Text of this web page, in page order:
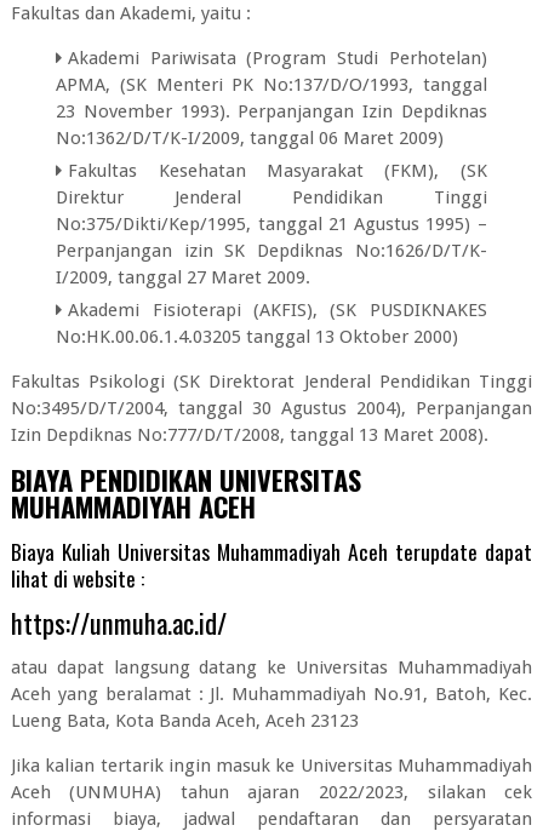
Fakultas dan Akademi, yaitu :
Akademi Pariwisata (Program Studi Perhotelan)
APMA, (SK Menteri PK No:137/D/O/1993, tanggal
23 November 1993). Perpanjangan Izin Depdiknas
No:1362/D/T/K-I/2009, tanggal 06 Maret 2009)
Fakultas Kesehatan Masyarakat (FKM), (SK
Direktur Jenderal Pendidikan Tinggi
No:375/Dikti/Kep/1995, tanggal 21 Agustus 1995) –
Perpanjangan izin SK Depdiknas No:1626/D/T/K-
I/2009, tanggal 27 Maret 2009.
Akademi Fisioterapi (AKFIS), (SK PUSDIKNAKES
No:HK.00.06.1.4.03205 tanggal 13 Oktober 2000)
Fakultas Psikologi (SK Direktorat Jenderal Pendidikan Tinggi
No:3495/D/T/2004, tanggal 30 Agustus 2004), Perpanjangan
Izin Depdiknas No:777/D/T/2008, tanggal 13 Maret 2008).
BIAYA PENDIDIKAN UNIVERSITAS
MUHAMMADIYAH ACEH
Biaya Kuliah Universitas Muhammadiyah Aceh terupdate dapat
lihat di website :
https://unmuha.ac.id/
atau dapat langsung datang ke Universitas Muhammadiyah
Aceh yang beralamat : Jl. Muhammadiyah No.91, Batoh, Kec.
Lueng Bata, Kota Banda Aceh, Aceh 23123
Jika kalian tertarik ingin masuk ke Universitas Muhammadiyah
Aceh (UNMUHA) tahun ajaran 2022/2023, silakan cek
informasi biaya, jadwal pendaftaran dan persyaratan